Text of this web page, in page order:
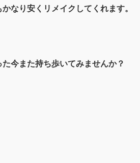
なり安くリメイクしてくれます。
今また持ち歩いてみませんか？